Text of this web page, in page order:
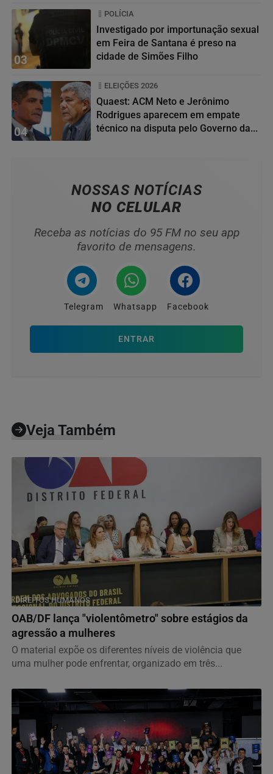
03
POLÍCIA
Investigado por importunação sexual
em Feira de Santana é preso na
cidade de Simões Filho
04
ELEIÇÕES 2026
Quaest: ACM Neto e Jerônimo
Rodrigues aparecem em empate
técnico na disputa pelo Governo da...
NOSSAS NOTÍCIAS
NO CELULAR
Receba as notícias do 95 FM no seu app
favorito de mensagens.
Telegram Whatsapp Facebook
ENTRAR
Veja Também
DIREITOS HUMANOS
OAB/DF lança "violentômetro" sobre estágios da
agressão a mulheres
O material expõe os diferentes níveis de violência que
uma mulher pode enfrentar, organizado em três...